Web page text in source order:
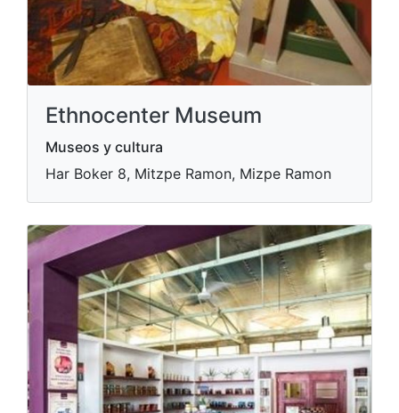
Ethnocenter Museum
Museos y cultura
Har Boker 8, Mitzpe Ramon, Mizpe Ramon